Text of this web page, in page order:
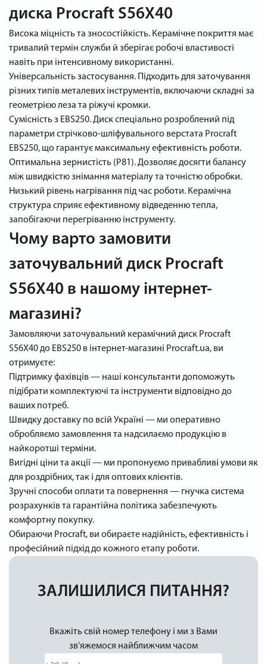
диска Procraft S56X40
Висока міцність та зносостійкість. Керамічне покриття має
тривалий термін служби й зберігає робочі властивості
навіть при інтенсивному використанні.
Універсальність застосування. Підходить для заточування
різних типів металевих інструментів, включаючи складні за
геометрією леза та ріжучі кромки.
Сумісність з EBS250. Диск спеціально розроблений під
параметри стрічково-шліфувального верстата Procraft
EBS250, що гарантує максимальну ефективність роботи.
Оптимальна зернистість (P81). Дозволяє досягти балансу
між швидкістю знімання матеріалу та точністю обробки.
Низький рівень нагрівання під час роботи. Керамічна
структура сприяє ефективному відведенню тепла,
запобігаючи перегріванню інструменту.
Чому варто замовити
заточувальний диск Procraft
S56X40 в нашому інтернет-
магазині?
Замовляючи заточувальний керамічний диск Procraft
S56X40 до EBS250 в інтернет-магазині Procraft.ua, ви
отримуєте:
Підтримку фахівців — наші консультанти допоможуть
підібрати комплектуючі та інструменти відповідно до
ваших потреб.
Швидку доставку по всій Україні — ми оперативно
обробляємо замовлення та надсилаємо продукцію в
найкоротші терміни.
Вигідні ціни та акції — ми пропонуємо привабливі умови як
для роздрібних, так і для оптових клієнтів.
Зручні способи оплати та повернення — гнучка система
розрахунків та гарантійна політика забезпечують
комфортну покупку.
Обираючи Procraft, ви обираєте надійність, ефективність і
професійний підхід до кожного етапу роботи.
ЗАЛИШИЛИСЯ ПИТАННЯ?
Вкажіть свій номер телефону і ми з Вами
зв'яжемося найближчим часом